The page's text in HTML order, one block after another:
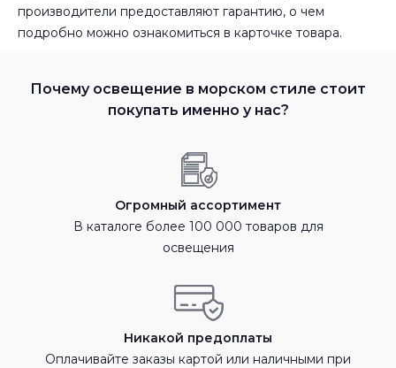
производители предоставляют гарантию, о чем
подробно можно ознакомиться в карточке товара.
Почему освещение в морском стиле стоит
покупать именно у нас?
Огромный ассортимент
В каталоге более 100 000 товаров для
освещения
Никакой предоплаты
Оплачивайте заказы картой или наличными при